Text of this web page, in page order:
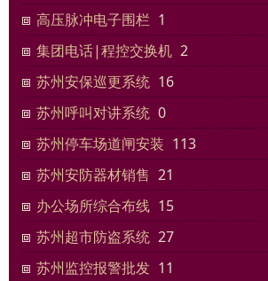
高压脉冲电子围栏 1
集团电话|程控交换机 2
苏州安保巡更系统 16
苏州呼叫对讲系统 0
苏州停车场道闸安装 113
苏州安防器材销售 21
办公场所综合布线 15
苏州超市防盗系统 27
苏州监控报警批发 11